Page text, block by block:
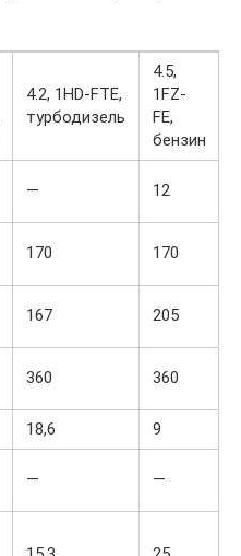
4.2, 1HD-FTE,
турбодизель
4.5,
1FZ-
FE,
бензин
— 12
170 170
167 205
360 360
18,6
9
— —